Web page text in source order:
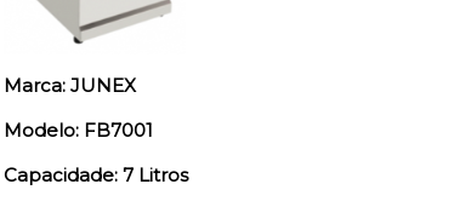
Marca: JUNEX
Modelo: FB7001
Capacidade: 7 Litros